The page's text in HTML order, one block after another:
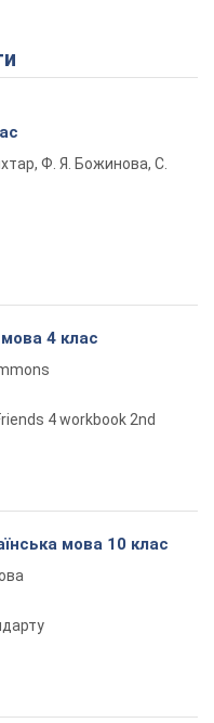
Video
Ф. Я. Божинова, С.
4 клас
4 workbook 2nd
мова 10 клас